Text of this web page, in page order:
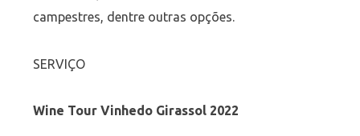
campestres, dentre outras opções.
SERVIÇO
Wine Tour Vinhedo Girassol 2022